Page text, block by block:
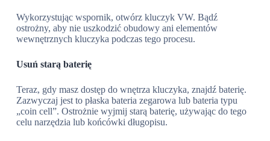
Wykorzystując wspornik, otwórz kluczyk VW. Bądź
ostrożny, aby nie uszkodzić obudowy ani elementów
wewnętrznych kluczyka podczas tego procesu.
Usuń starą baterię
Teraz, gdy masz dostęp do wnętrza kluczyka, znajdź baterię.
Zazwyczaj jest to płaska bateria zegarowa lub bateria typu
„coin cell”. Ostrożnie wyjmij starą baterię, używając do tego
celu narzędzia lub końcówki długopisu.